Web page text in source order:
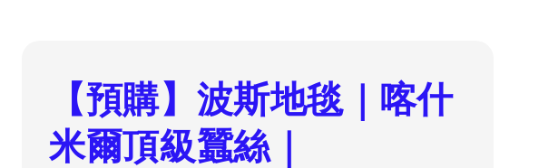
【預購】波斯地毯｜喀什
米爾頂級蠶絲｜